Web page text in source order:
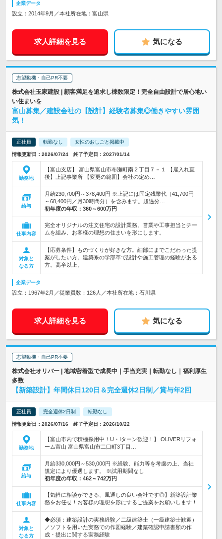
企業データ
設立：2014年9月／本社所在地：富山県
求人詳細を見る 気になる
志望動機・自己PR不要
株式会社玉家建設 | 顧客満足を追求し棟数限定！完全自由設計で居心地い
い住まいを
富山募集／建設会社の【設計】経験者募集◎働きやすい雰囲
気！
正社員 転勤なし 女性のおしごと掲載中
情報更新日：2026/07/24 終了予定日：2027/01/14
勤務地
【富山支店】 富山県富山市布瀬町南２丁目７－１ 【雇入れ直
後】上記事業所 【変更の範囲】会社の定め…
給与
月給230,700円～378,400円 ※上記には固定残業代（41,700円
～68,400円／月30時間分）を含みます。超過分…
初年度の年収： 360～600万円
仕事内容
完全オリジナルの注文住宅の設計業務。営業や工事担当とチー
ムを組み、お客様の理想の住まいを形にします。
対象と
なる方
【応募条件】ものづくりが好きな方。細部にまでこだわった提
案がしたい方。建築系の学部卒で設計や施工管理の経験がある
方。高卒以上。
企業データ
設立：1967年2月／従業員数：126人／本社所在地：石川県
求人詳細を見る 気になる
志望動機・自己PR不要
株式会社オリバー | 地域密着型で成長中｜手当充実｜転勤なし｜福利厚生
多数
【新築設計】年間休日120日＆完全週休2日制／賞与年2回
正社員 完全週休2日制 転勤なし
情報更新日：2026/07/16 終了予定日：2026/10/22
勤務地
【富山市内で積極採用中！U・Iターン歓迎！】 OLIVERリフォ
ーム富山 富山県富山市二口町3丁目…
給与
月給330,000円～530,000円 ※経験、能力等を考慮の上、当社
規定により優遇します。 ※試用期間なし
初年度の年収： 462～742万円
仕事内容
【気軽に相談ができる、風通しの良い会社です◎】新築設計業
務をお任せ！お客様の理想を形にするご提案をお願いします！
対象と
なる方
◆必須：建築設計の実務経験／二級建築士（一級建築士歓迎）
／ソフトを用いた実務での作図経験／建築確認申請書類の作
成・提出に関する実務経験